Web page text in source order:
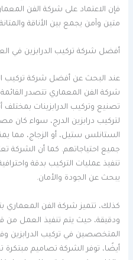
فإن الاعتماد على شركة الفن
متين وآمن يجمع بين الأناقة
أفضل شركة تركيب الدرابزين في
عند البحث عن أفضل شركة تركيب
شركة الفن المعماري تتصدر
تصنيع وتركيب الدرابزينات بمختلف
لتركيب درابزين الدرج، سواء كان
الستانلس ستيل، أو الزجاج، مما
جميع احتياجاتهم. كما أن الشركة
تنفيذ عمليات التركيب بدقة
يبحث عن الجودة والأمان.
كذلك، تتميز شركة الفن
ودقيقة، حيث يتم تنفيذ العمل من
المتخصصين في تركيب الدرابزين
أيضًا، توفر الشركة تصاميم